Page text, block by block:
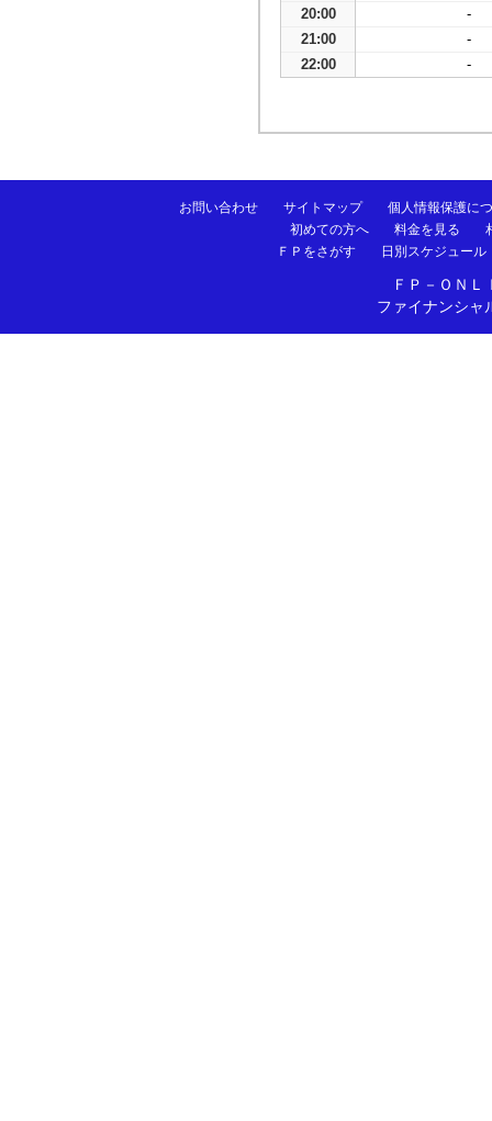
20:00
-
21:00
-
22:00
-
お問い合わせ サイトマップ
個人情報保護に
初めての方へ
料金を見る
ＦＰをさがす
日別スケジュール
ＦＰ－ＯＮ
ファイナンシャ